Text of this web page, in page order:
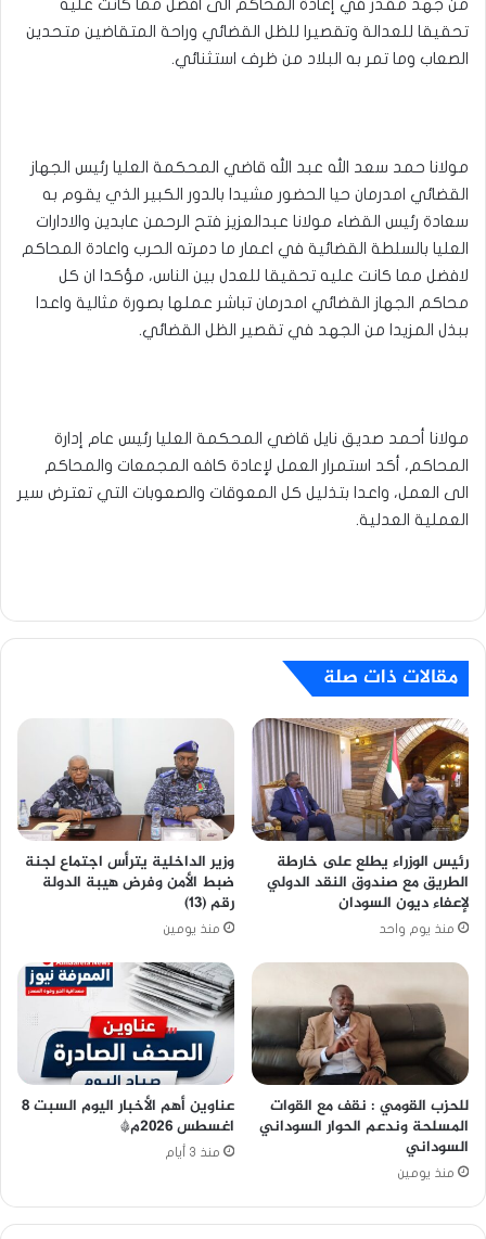
من جهد مقدر في إعادة المحاكم الى افضل مما كانت عليه
تحقيقا للعدالة وتقصيرا للظل القضائي وراحة المتقاضين متحدين
الصعاب وما تمر به البلاد من ظرف استثنائي.
مولانا حمد سعد الله عبد الله قاضي المحكمة العليا رئيس الجهاز
القضائي امدرمان حيا الحضور مشيدا بالدور الكبير الذي يقوم به
سعادة رئيس القضاء مولانا عبدالعزيز فتح الرحمن عابدين والادارات
العليا بالسلطة القضائية في اعمار ما دمرته الحرب واعادة المحاكم
لافضل مما كانت عليه تحقيقا للعدل بين الناس، مؤكدا ان كل
محاكم الجهاز القضائي امدرمان تباشر عملها بصورة مثالية واعدا
ببذل المزيدا من الجهد في تقصير الظل القضائي.
مولانا أحمد صديق نايل قاضي المحكمة العليا رئيس عام إدارة
المحاكم، أكد استمرار العمل لإعادة كافه المجمعات والمحاكم
الى العمل، واعدا بتذليل كل المعوقات والصعوبات التي تعترض سير
العملية العدلية.
مقالات ذات صلة
رئيس الوزراء يطلع على خارطة
الطريق مع صندوق النقد الدولي
لإعفاء ديون السودان
منذ يوم واحد
وزير الداخلية يترأس اجتماع لجنة
ضبط الأمن وفرض هيبة الدولة
رقم (13)
منذ يومين
للحزب القومي : نقف مع القوات
المسلحة وندعم الحوار السوداني
السوداني
منذ يومين
عناوين أهم الأخبار اليوم السبت ٨
اغسطس ٢٠٢٦م*
منذ 3 أيام